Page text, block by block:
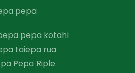
pepa
pepa kotahi
taiepa rua
Pepa Riple